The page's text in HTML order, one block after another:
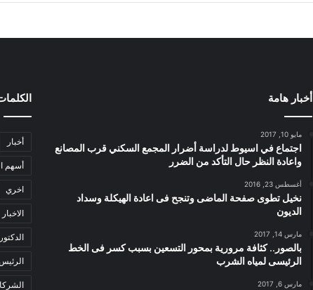
أخبار هامة
مايو 10, 2017
اجتماع في اسيوط لدراسة أضرار المجمع السكني قرب المصانع
واعادة النظر حال التأكد من الضرر
أغسطس 23, 2016
نخيل تطوى صفحة الماضى وتنجح فى اعادة الهيكلة وسداد
الديون
مارس 14, 2017
بالصور.. كثافة مرورية بمحور التسعين بسبب كسر فى الخط
الرئيسى لمياه الشرب
مارس 6, 2017
أخبار
أسهم
اخري
الاخبار